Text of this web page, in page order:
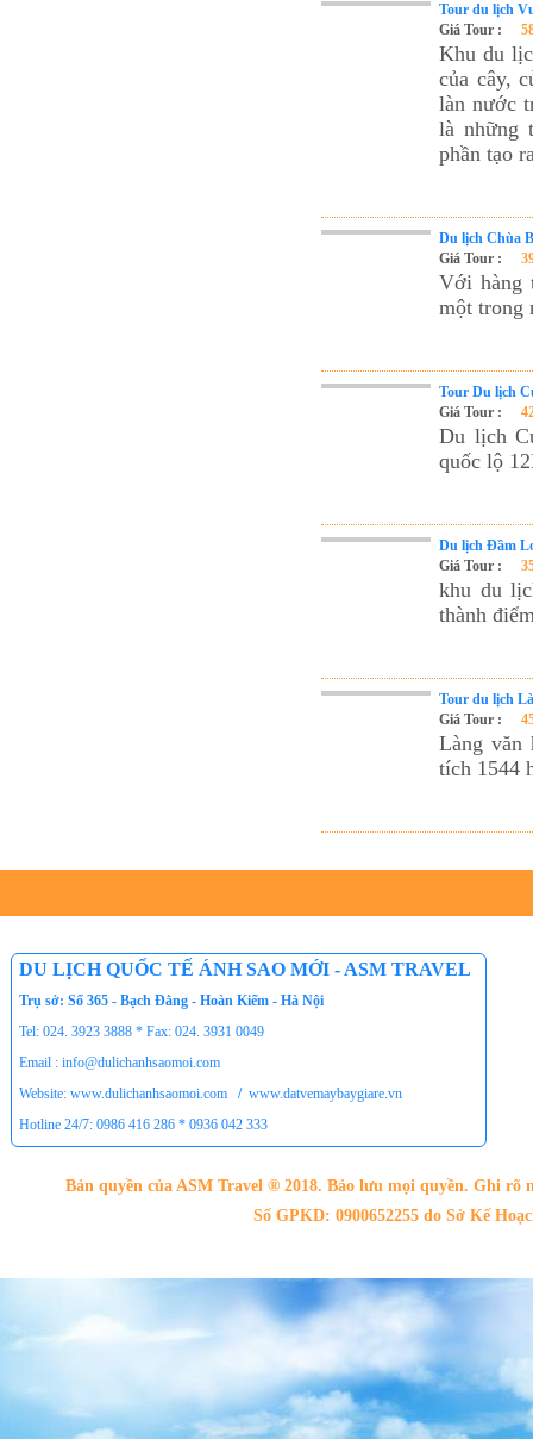
Tour du lịch
Giá Tour :
Khu du
của cây,
làn nước
là những
phần tạo
Du lịch Chùa
Giá Tour :
Với hàng
một trong
Tour Du lịch
Giá Tour :
Du lịch
quốc lộ
Du lịch Đầm
Giá Tour :
khu du
thành
Tour du lịch
Giá Tour :
Làng văn
tích 1544
DU LỊCH QUỐC TẾ ÁNH SAO MỚI - ASM TRAVEL
Trụ sở: Số 365 - Bạch Đằng - Hoàn Kiếm - Hà Nội
Tel: 024. 3923 3888 * Fax: 024. 3931 0049
Email : info@dulichanhsaomoi.com
Website: www.dulichanhsaomoi.com
/ www.datvemaybaygiare.vn
Hotline 24/7: 0986 416 286 * 0936 042 333
Bản quyền của ASM Travel ® 2018. Bảo lưu mọi quyền. Ghi
Số GPKD: 0900652255 do Sở Kế